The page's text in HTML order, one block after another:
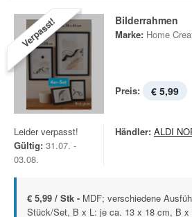
Verpasst! Bilderrahmen
Marke: Home
Preis: € 5,99
Leider verpasst!
Gültig: 31.07. -
03.08.
Händler: ALDI
€ 5,99 / Stk - MDF; verschiedene
Stück/Set, B x L: je ca. 13 x 18 cm, B